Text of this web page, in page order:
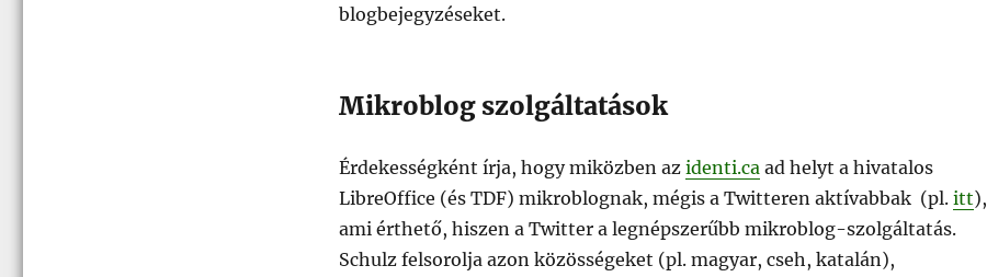
blogbejegyzéseket.
Mikroblog szolgáltatások
Érdekességként írja, hogy miközben az identi.ca ad helyt a hivatalos
LibreOffice (és TDF) mikroblognak, mégis a Twitteren aktívabbak (pl. itt),
ami érthető, hiszen a Twitter a legnépszerűbb mikroblog-szolgáltatás.
Schulz felsorolja azon közösségeket (pl. magyar, cseh, katalán),